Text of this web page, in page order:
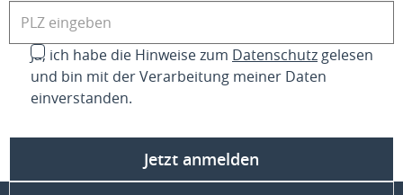
Ja, ich habe die Hinweise zum Datenschutz gelesen
und bin mit der Verarbeitung meiner Daten
einverstanden.
Jetzt anmelden